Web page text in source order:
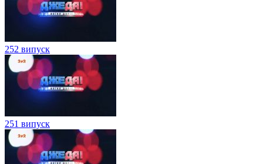
252 випуск
251 випуск